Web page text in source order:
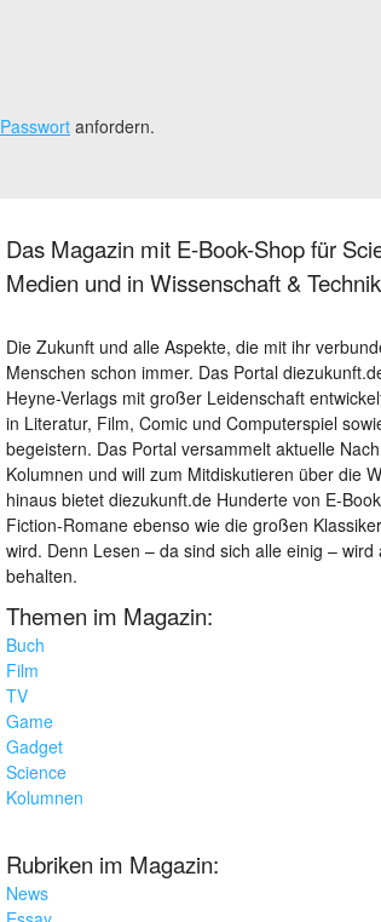
Passwort anfordern.
Das Magazin mit E-Book-Shop für
Medien und in Wissenschaft & Technik
Die Zukunft und alle Aspekte, die mit ihr
Menschen schon immer. Das Portal
Heyne-Verlags mit großer Leidenschaft
in Literatur, Film, Comic und Computerspiel
begeistern. Das Portal versammelt aktuelle
Kolumnen und will zum Mitdiskutieren über die
hinaus bietet diezukunft.de Hunderte von E-
Fiction-Romane ebenso wie die großen
wird. Denn Lesen – da sind sich alle einig –
behalten.
Themen im Magazin:
Buch
Film
TV
Game
Gadget
Science
Kolumnen
Rubriken im Magazin:
News